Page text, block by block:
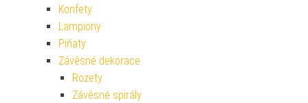
Konfety
Lampiony
Piňaty
Závěsné dekorace
Rozety
Závěsné spirály